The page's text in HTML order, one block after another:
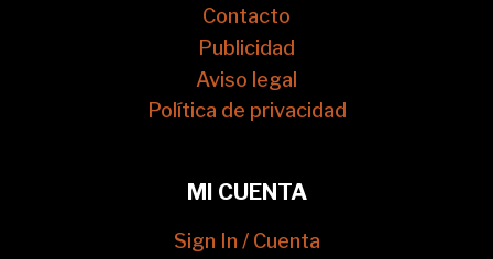
Contacto
Publicidad
Aviso legal
Política de privacidad
MI CUENTA
Sign In / Cuenta